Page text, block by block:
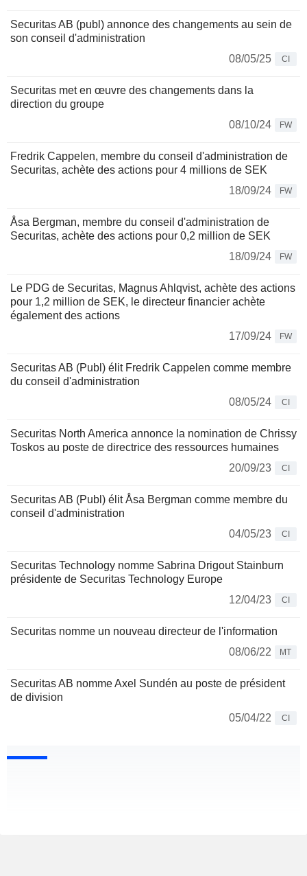
Securitas AB (publ) annonce des changements au sein de
son conseil d'administration
08/05/25
CI
Securitas met en œuvre des changements dans la
direction du groupe
08/10/24
FW
Fredrik Cappelen, membre du conseil d'administration de
Securitas, achète des actions pour 4 millions de SEK
18/09/24
FW
Åsa Bergman, membre du conseil d'administration de
Securitas, achète des actions pour 0,2 million de SEK
18/09/24
FW
Le PDG de Securitas, Magnus Ahlqvist, achète des actions
pour 1,2 million de SEK, le directeur financier achète
également des actions
17/09/24
FW
Securitas AB (Publ) élit Fredrik Cappelen comme membre
du conseil d'administration
08/05/24
CI
Securitas North America annonce la nomination de Chrissy
Toskos au poste de directrice des ressources humaines
20/09/23
CI
Securitas AB (Publ) élit Åsa Bergman comme membre du
conseil d'administration
04/05/23
CI
Securitas Technology nomme Sabrina Drigout Stainburn
présidente de Securitas Technology Europe
12/04/23
CI
Securitas nomme un nouveau directeur de l'information
08/06/22
MT
Securitas AB nomme Axel Sundén au poste de président
de division
05/04/22
CI